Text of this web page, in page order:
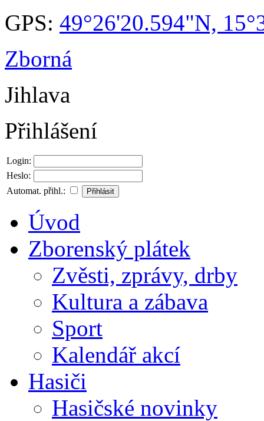
GPS: 49°26'20.594"N,
Zborná
Jihlava
Přihlášení
Login:
Heslo:
Automat. přihl.:
Úvod
Zborenský plátek
Zvěsti, zprávy, drby
Kultura a zábava
Sport
Kalendář akcí
Hasiči
Hasičské novinky